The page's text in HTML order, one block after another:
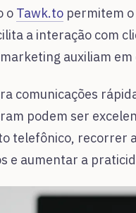
o Tawk.to permitem
a interação com
auxiliam
comunicações
podem ser
telefônico, recorrer
e aumentar a